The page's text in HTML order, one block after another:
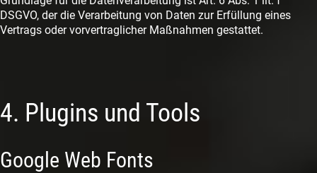
DSGVO, der die Verarbeitung von Daten zur Erfüllung eines
Vertrags oder vorvertraglicher Maßnahmen gestattet.
4. Plugins und Tools
Google Web Fonts